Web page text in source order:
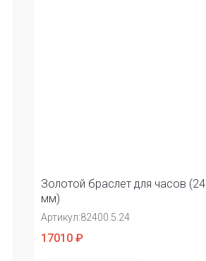
Золотой браслет для часов (24
мм)
Артикул:82400.5.24
17010 ₽